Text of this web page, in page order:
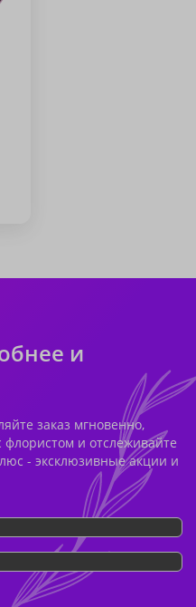
и
заказ мгновенно,
флористом и отслеживайте
- эксклюзивные акции и